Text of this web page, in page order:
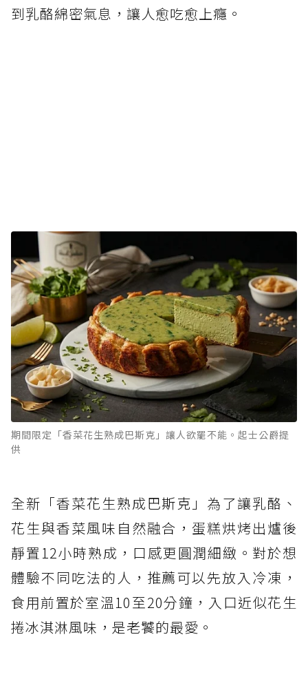
到乳酪綿密氣息，讓人愈吃愈上癮。
期間限定「香菜花生熟成巴斯克」讓人欲罷不能。起士公爵提
供
全新「香菜花生熟成巴斯克」為了讓乳酪、
花生與香菜風味自然融合，蛋糕烘烤出爐後
靜置12小時熟成，口感更圓潤細緻。對於想
體驗不同吃法的人，推薦可以先放入冷凍，
食用前置於室溫10至20分鐘，入口近似花生
捲冰淇淋風味，是老饕的最愛。